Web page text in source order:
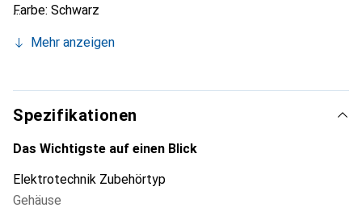
Farbe: Schwarz
Tragegriff: Nein
Mehr anzeigen
Spezifikationen
Das Wichtigste auf einen Blick
Elektrotechnik Zubehörtyp
Gehäuse